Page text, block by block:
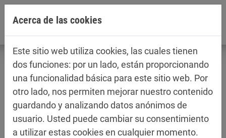
Jump directly to main navigation
Jump directly to content
Fichas técnicas / fichas de datos de
seguridad
Decorativos
Acerca de las cookies
Este sitio web utiliza cookies, las cuales tienen
dos funciones: por un lado, están proporcionando
una funcionalidad básica para este sitio web. Por
otro lado, nos permiten mejorar nuestro contenido
guardando y analizando datos anónimos de
usuario. Usted puede cambiar su consentimiento
a utilizar estas cookies en cualquier momento.